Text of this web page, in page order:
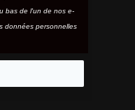
bas de l'un de nos e-
données personnelles